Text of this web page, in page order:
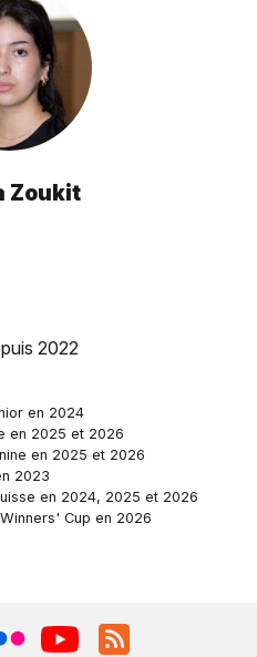
Zoukit
2022
en 2024
en 2025 et 2026
en 2025 et 2026
2023
en 2024, 2025 et 2026
Cup en 2026